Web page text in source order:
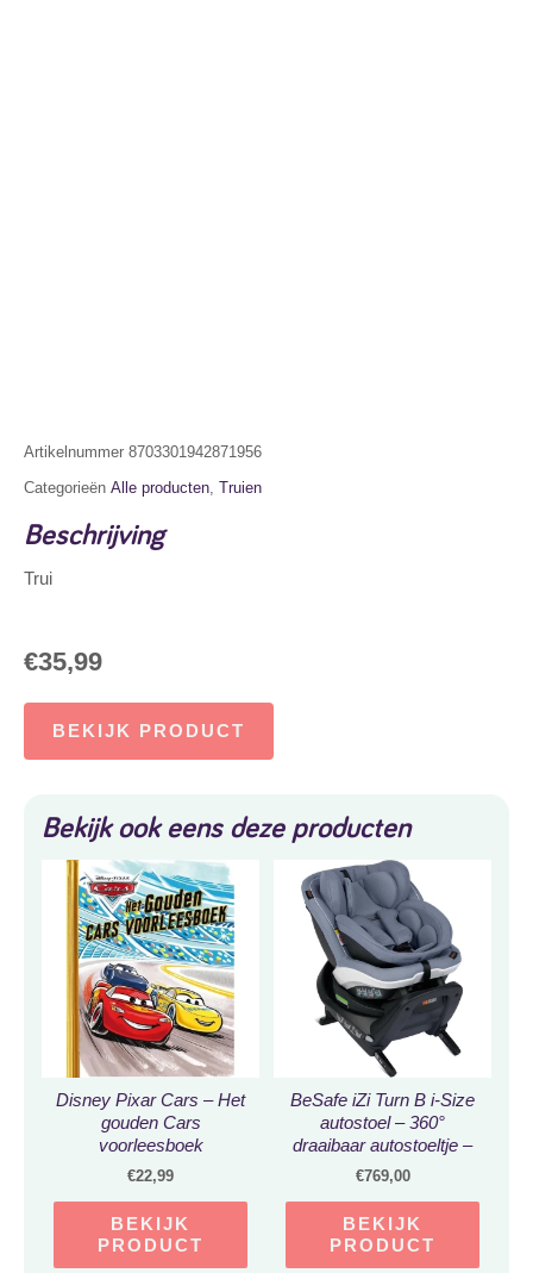
Artikelnummer 8703301942871956
Categorieën Alle producten, Truien
Beschrijving
Trui
€35,99
BEKIJK PRODUCT
Bekijk ook eens deze producten
Disney Pixar Cars – Het
gouden Cars
voorleesboek
€22,99
BEKIJK
PRODUCT
BeSafe iZi Turn B i-Size
autostoel – 360°
draaibaar autostoeltje –
groep 0+1 autostoel –
jaar – Cloud Mélange
€769,00
BEKIJK
PRODUCT